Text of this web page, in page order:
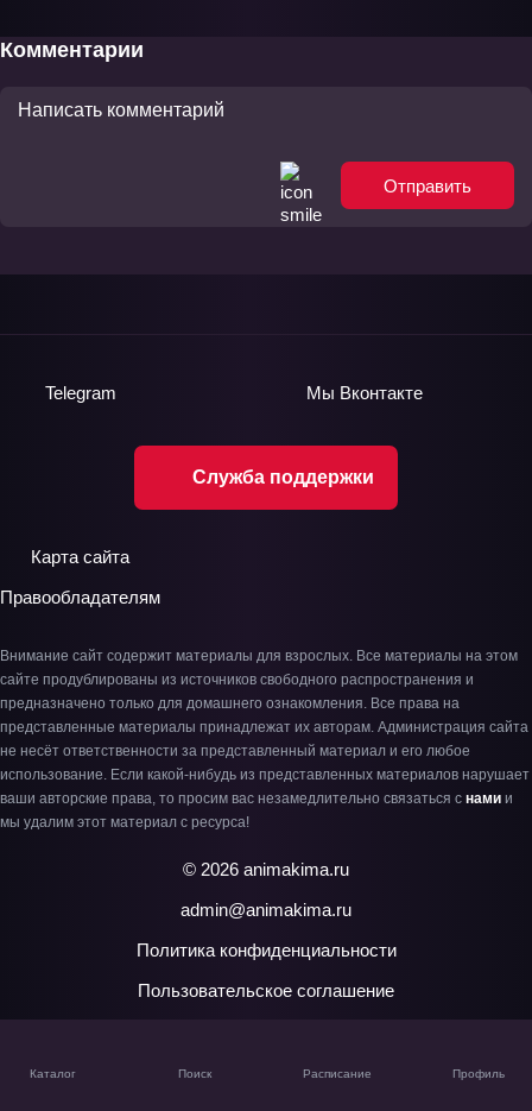
Каталог Поиск Расписание Профиль
Комментарии
Отправить
Служба поддержки
Telegram Мы Вконтакте
Карта сайта
Правообладателям
Внимание сайт содержит материалы для взрослых. Все материалы на этом
сайте продублированы из источников свободного распространения и
предназначено только для домашнего ознакомления. Все права на
представленные материалы принадлежат их авторам. Администрация сайта
не несёт ответственности за представленный материал и его любое
использование. Если какой-нибудь из представленных материалов нарушает
ваши авторские права, то просим вас незамедлительно связаться с нами и
мы удалим этот материал с ресурса!
© 2026 animakima.ru
admin@animakima.ru
Политика конфиденциальности
Пользовательское соглашение